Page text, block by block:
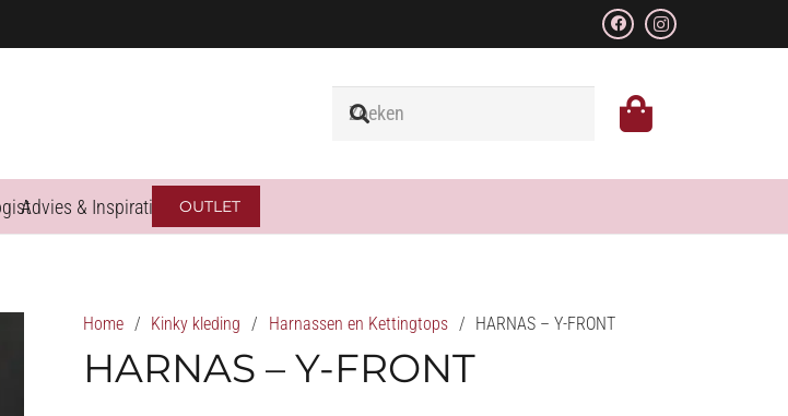
Advies & Inspiratie OUTLET
Home / Kinky kleding / Harnassen en Kettingtops / HARNAS – Y-FRONT
HARNAS – Y-FRONT